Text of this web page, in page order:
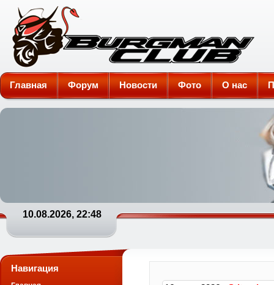
Burgman-Club
Главная Форум Новости Фото О нас
10.08.2026, 22:48
Навигация